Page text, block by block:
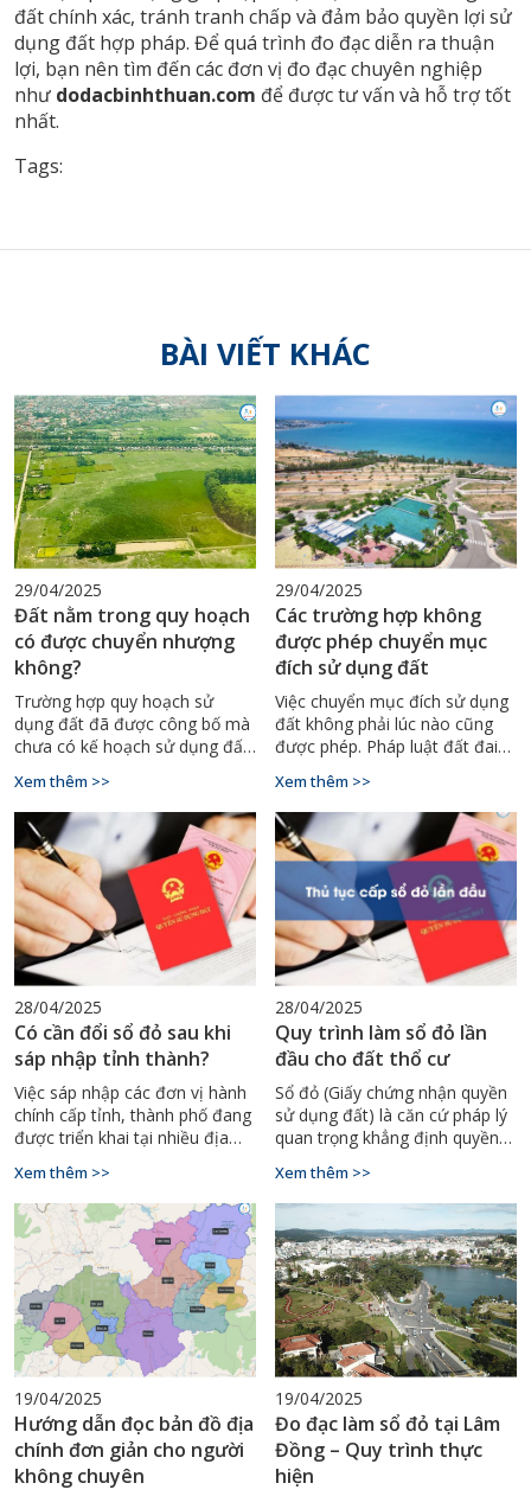
đất chính xác, tránh tranh chấp và đảm bảo quyền lợi sử
dụng đất hợp pháp. Để quá trình đo đạc diễn ra thuận
lợi, bạn nên tìm đến các đơn vị đo đạc chuyên nghiệp
như dodacbinhthuan.com để được tư vấn và hỗ trợ tốt
nhất.
Tags:
BÀI VIẾT KHÁC
29/04/2025
Đất nằm trong quy hoạch
có được chuyển nhượng
không?
Trường hợp quy hoạch sử
dụng đất đã được công bố mà
chưa có kế hoạch sử dụng đất
người sử dụng đất được tiếp
tục sử dụng và được thực hiện
các quyền của người sử dụng
đất theo quy định của pháp
luật
Xem thêm >>
29/04/2025
Các trường hợp không
được phép chuyển mục
đích sử dụng đất
Việc chuyển mục đích sử dụng
đất không phải lúc nào cũng
được phép. Pháp luật đất đai
trường hợp không được phép
thực hiện chuyển mục đích,
nhằm đảm bảo quản lý đất đai
chặt chẽ, đúng quy hoạch và
sử dụng đất hợp lý. Trong bài
viết này, Đo Đạc Bình Thuận sẽ
cùng bạn tìm hiểu chi tiết các
trường hợp không được phép
chuyển mục đích sử dụng đất
theo quy định pháp luật hiện
hành.
Xem thêm >>
28/04/2025
Có cần đổi sổ đỏ sau khi
sáp nhập tỉnh thành?
Việc sáp nhập các đơn vị hành
chính cấp tỉnh, thành phố đang
được triển khai tại nhiều địa
tinh gọn bộ máy và nâng cao
hiệu quả quản lý
Xem thêm >>
28/04/2025
Quy trình làm sổ đỏ lần
đầu cho đất thổ cư
Sổ đỏ (Giấy chứng nhận quyền
sử dụng đất) là căn cứ pháp lý
quan trọng khẳng định quyền
nhân, tổ chức. Đặc biệt với đất
thổ cư, việc có sổ đỏ giúp chủ
sở hữu dễ dàng mua bán,
chuyển nhượng, thế chấp ngân
hàng hoặc để lại tài sản thừa
kế.
Xem thêm >>
19/04/2025
Hướng dẫn đọc bản đồ địa
chính đơn giản cho người
không chuyên
19/04/2025
Đo đạc làm sổ đỏ tại Lâm
Đồng – Quy trình thực
hiện